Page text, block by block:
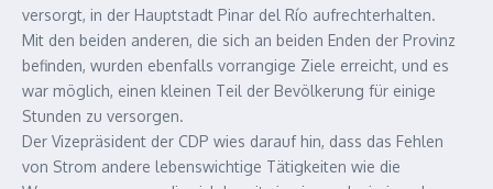
versorgt, in der Hauptstadt Pinar del Río aufrechterhalten.
Mit den beiden anderen, die sich an beiden Enden der Provinz
befinden, wurden ebenfalls vorrangige Ziele erreicht, und es
war möglich, einen kleinen Teil der Bevölkerung für einige
Stunden zu versorgen.
Der Vizepräsident der CDP wies darauf hin, dass das Fehlen
von Strom andere lebenswichtige Tätigkeiten wie die